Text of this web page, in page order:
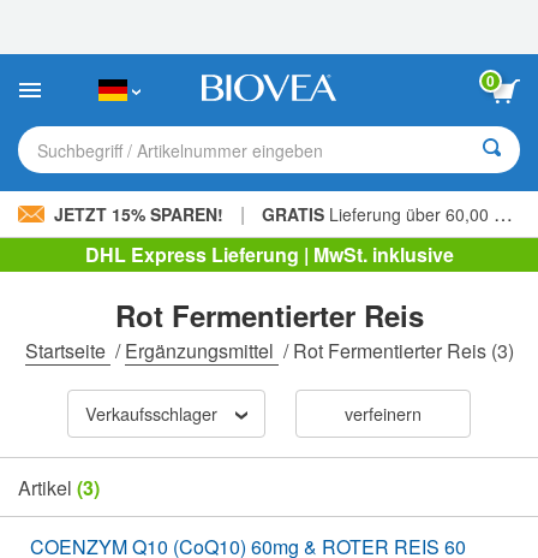
Sie:
Website
ein
Barrierefreiheitssystem.
0
Suchbegriff / Artikelnummer eingeben
JETZT 15% SPAREN! | GRATIS Lieferung über 60,00 € »
DHL Express Lieferung | MwSt. inklusive
Rot Fermentierter Reis
Startseite /Ergänzungsmittel /Rot Fermentierter Reis(3)
Verkaufsschlager verfeinern
Artikel (3)
COENZYM Q10 (CoQ10) 60mg & ROTER REIS 60